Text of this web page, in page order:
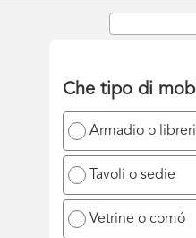
Che tipo di
Armadio o
Tavoli o sedie
Vetrine o comó